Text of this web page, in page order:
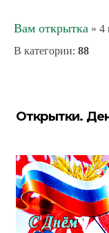
Вам открытка » 4
В категории: 88
Открытки.